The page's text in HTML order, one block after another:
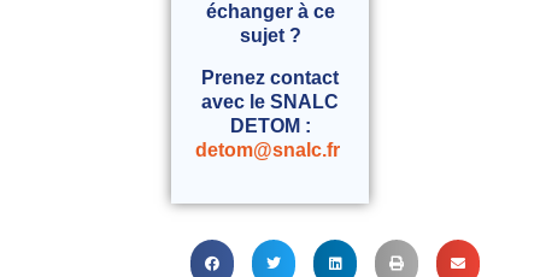
échanger à ce
sujet ?
Prenez contact
avec le SNALC
DETOM :
detom@snalc.fr